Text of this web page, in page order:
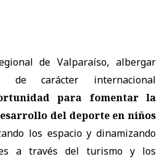
de Valparaíso, albergar
de carácter internacional
para fomentar la
del deporte en niños
los espacio y dinamizando
a través del turismo y los